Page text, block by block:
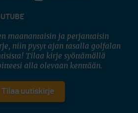
maanantaisin ja perjantaisin
niin pysyt ajan tasalla golfalan
Tilaa kirje syöttämällä
alla olevaan kenttään.
Tilaa uutiskirje